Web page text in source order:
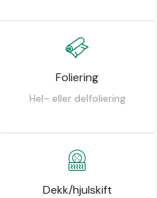
Foliering
Hel- eller delfoliering
Dekk/hjulskift